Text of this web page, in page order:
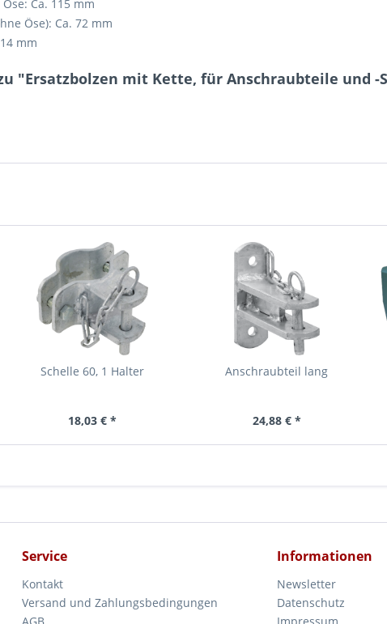
Ca. 115 mm
Öse): Ca. 72 mm
mm
"Ersatzbolzen mit Kette, für Anschraubteile und -
Schelle 60, 1 Halter
18,03 € *
Anschraubteil lang
24,88 € *
Service
Kontakt
Versand und Zahlungsbedingungen
Informationen
Newsletter
Datenschutz